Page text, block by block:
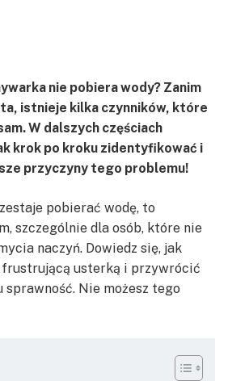
nie pobiera wody? Zanim
istnieje kilka czynników, które
W dalszych częściach
krok po kroku zidentyfikować i
przyczyny tego problemu!
pobierać wodę, to
szczególnie dla osób, które nie
naczyń. Dowiedz się, jak
frustrującą usterką i przywrócić
sprawność. Nie możesz tego